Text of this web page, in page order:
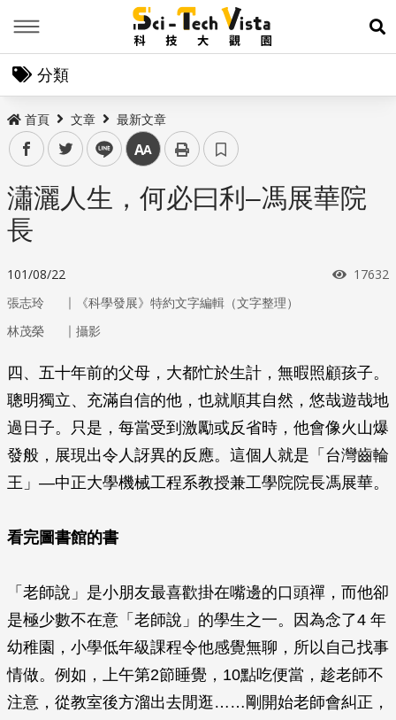
展
分類
首頁 文章 最新文章
facebooktwitter line 中
瀟灑人生，何必曰利–馮展華院
長
101/08/22 瀏覽次
17632
張志玲 ｜
《科學發展》特約文字編輯（文字整理）
林茂榮
｜ 攝影
四、五十年前的父母，大都忙於生計，無暇照顧孩子。
聰明獨立、充滿自信的他，也就順其自然，悠哉遊哉地
過日子。只是，每當受到激勵或反省時，他會像火山爆
發般，展現出令人訝異的反應。這個人就是「台灣齒輪
王」—中正大學機械工程系教授兼工學院院長馮展華。
看完圖書館的書
「老師說」是小朋友最喜歡掛在嘴邊的口頭禪，而他卻
是極少數不在意「老師說」的學生之一。因為念了4 年
幼稚園，小學低年級課程令他感覺無聊，所以自己找事
情做。例如，上午第2節睡覺，10點吃便當，趁老師不
注意，從教室後方溜出去閒逛……剛開始老師會糾正，